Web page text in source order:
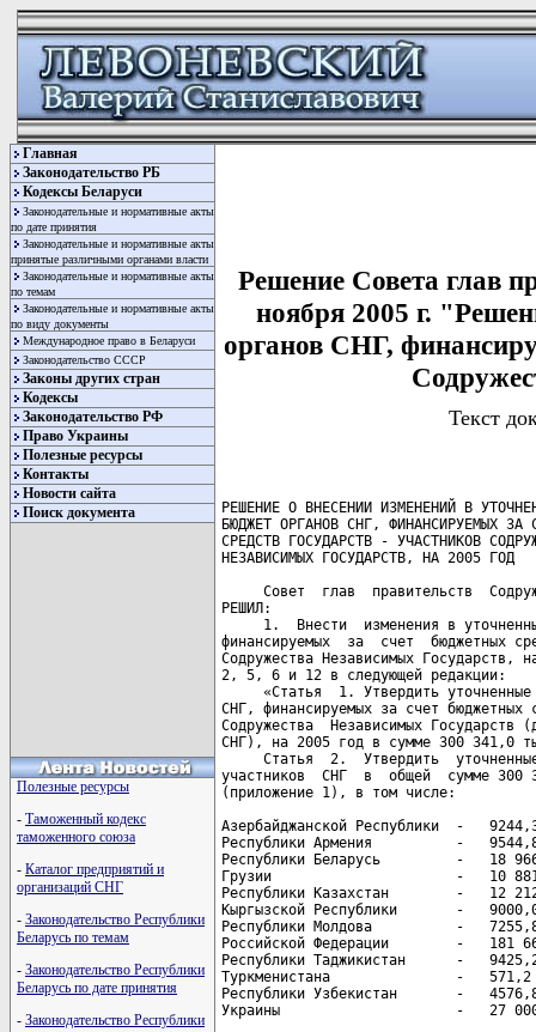
Главная
Законодательство РБ
Кодексы Беларуси
Законодательные и нормативные акты
по дате принятия
Законодательные и нормативные акты
принятые различными органами власти
Законодательные и нормативные акты
по темам
Законодательные и нормативные акты
по виду документы
Международное право в Беларуси
Законодательство СССР
Законы других стран
Кодексы
Законодательство РФ
Право Украины
Полезные ресурсы
Контакты
Новости сайта
Поиск документа
Полезные ресурсы
- Таможенный кодекс
таможенного союза
- Каталог предприятий и
организаций СНГ
- Законодательство Республики
Беларусь по темам
- Законодательство Республики
Беларусь по дате принятия
- Законодательство Республики
Решение Совета глав
ноября 2005 г.
органов СНГ,
Текст
РЕШЕНИЕ О ВНЕСЕНИИ ИЗМЕНЕНИЙ В УТОЧНЕННЫЙ ЕДИНЫЙ
БЮДЖЕТ ОРГАНОВ СНГ, ФИНАНСИРУЕМЫХ ЗА СЧЕТ БЮДЖЕТНЫХ
СРЕДСТВ ГОСУДАРСТВ - УЧАСТНИКОВ СОДРУЖЕСТВА
НЕЗАВИСИМЫХ ГОСУДАРСТВ, НА 2005 ГОД

     Совет  глав  правительств  Содружества  Независимых  Государств
РЕШИЛ:
     1.  Внести  изменения в уточненный единый бюджет  органов  СНГ,
финансируемых  за  счет  бюджетных средств государств  -  участников
Содружества Независимых Государств, на 2005 год, изложив  статьи  1,
2, 5, 6 и 12 в следующей редакции:
     «Статья  1. Утвердить уточненные доходы единого бюджета органов
СНГ, финансируемых за счет бюджетных средств государств - участников
Содружества  Независимых Государств (далее - единый  бюджет  органов
СНГ), на 2005 год в сумме 300 341,0 тыс. российских рублей.
     Статья  2.  Утвердить  уточненные долевые взносы  государств  -
участников  СНГ  в  общей  сумме 300 341,0  тыс.  российских  рублей
(приложение 1), в том числе:
     
Азербайджанской Республики  -   9244,3    тыс. российских рублей;
Республики Армения          -   9544,8    тыс. российских рублей;
Республики Беларусь         -   18 966,1  тыс. российских рублей;
Грузии                      -   10 881,5  тыс. российских рублей;
Республики Казахстан        -   12 212,0  тыс. российских рублей;
Кыргызской Республики       -   9000,0    тыс. российских рублей;
Республики Молдова          -   7255,8    тыс. российских рублей;
Российской Федерации        -   181 663,3 тыс. российских рублей;
Республики Таджикистан      -   9425,2    тыс. российских рублей;
Туркменистана               -   571,2     тыс. российских рублей;
Республики Узбекистан       -   4576,8    тыс. российских рублей;
Украины                     -   27 000,0  тыс. российских рублей.
     
     Статья  5. Утвердить уточненные расходы единого бюджета органов
СНГ  на  2005  год  на содержание органов Содружества  и  проведение
заседаний  СГГ, СГП, СМИД и ЭС СНГ в сумме 300 341,0 тыс. российских
рублей  и  их распределение по разделам и подразделам функциональной
классификации расходов единого бюджета органов СНГ (приложение 2).
     Статья   6.   Утвердить   уточненную  ведомственную   структуру
расходов единого бюджета органов СНГ на 2005 год (приложение 3).
     Статья 12. Исполнительному комитету СНГ:
     -  в  десятидневный срок после утверждения уточненного  единого
бюджета  органов  СНГ  на 2005 год уточнить  и  утвердить  бюджетную
роспись доходов и расходов единого бюджета органов СНГ на 2005 год в
структуре   показателей  бюджетной  классификации  с   поквартальным
распределением;
     -  в  десятидневный срок после утверждения уточненной бюджетной
росписи  доходов и расходов единого бюджета органов СНГ на 2005  год
довести до органов СНГ уточненные объемы ассигнований на 2005 год  в
разрезе   предметных  статей  экономической  классификации  расходов
единого бюджета органов СНГ.».
     2.  Утвердить  новые  редакции  приложений  1-3  к  уточненному
единому бюджету органов СНГ, финансируемых за счет бюджетных средств
государств - участников Содружества Независимых Государств, на  2005
год (прилагаются).
     3. Настоящее Решение вступает в силу с даты его подписания.

     Совершено  в  городе  Москве  25  ноября  2005  года  в   одном
подлинном экземпляре на русском языке. Подлинный экземпляр  хранится
в   Исполнительном  комитете  Содружества  Независимых   Государств,
который   направит   каждому  государству,  подписавшему   настоящее
Решение, его заверенную копию.
     
За Правительство                          За Правительство
Азербайджанской Республики                Республики Молдова
        Подпись                                    Подпись

За Правительство                          За Правительство
Республики Армения                        Российской Федерации
       Подпись                                     Подпись

За Правительство                          За Правительство
Республики Беларусь                       Республики Таджикистан
        Подпись                                    Подпись

За Правительство                          За Правительство
Грузии                                    Туркменистана
        ---------                                  ---------

За Правительство                          За Правительство
Республики Казахстан                      Республики Узбекистан
        Подпись                                    ---------

За Правительство                          За Правительство
Кыргызской Республики                     Украины
        Подпись                                    Подпись
     
                                       Приложение 1
                                       к уточненному единому бюджету
                                       органов СНГ, финансируемых за
                                       счет бюджетных средств 
                                       государств - участников 
                                       Содружества Независимых 
                                       Государств, на 2005 год,
                                       утвержденному Решением 
                                       Совета глав правительств СНГ
                                       от 25 ноября 2005 года
                                  
 Доходы единого бюджета органов СНГ, финансируемых за счет бюджетных
 средств государств - участников Содружества Независимых Государств,
                             на 2005 год
                                  
(тыс. рублей РФ)
------------T----------T--------------------------------------------------------------------------------------------------¬ 
¦Государства¦ Долевые  ¦                                           В том числе                                            ¦
¦- участники¦взносы го-+----------T---------T----------T------------T------------T---------T---------T----------T---------+
¦    СНГ    ¦сударств -¦Исполните-¦Координа-¦ Межгосу- ¦Бюро по ко- ¦Штаб по ко- ¦Межгосу- ¦Экономи- ¦Антитерро-¦Проведе- ¦
¦           ¦участников¦льный ко- ¦ ционная ¦дарствен- ¦ ординации  ¦ ординации  ¦дарствен-¦ ческий  ¦ристичес- ¦ние засе-¦
¦           ¦  СНГ -   ¦митет СНГ ¦ служба  ¦ный стати-¦борьбы с ор-¦военного со-¦ный коор-¦ Суд СНГ ¦кий центр ¦  даний  ¦
¦           ¦  ВСЕГО   ¦          ¦ Совета  ¦стический ¦ганизованной¦трудничества¦динацион-¦         ¦государств¦СГГ, СГП,¦
¦           ¦          ¦          ¦команду- ¦ комитет  ¦преступнос- ¦государств -¦ный центр¦         ¦- участни-¦СМИД, ЭС ¦
¦           ¦          ¦          ¦ющих По- ¦   СНГ    ¦тью и иными ¦ участников ¦по увеко-¦         ¦ ков СНГ  ¦   СНГ   ¦
¦           ¦          ¦          ¦граничны-¦          ¦опасными ви-¦СНГ и Секре-¦ вечению ¦         ¦          ¦         ¦
¦           ¦          ¦          ¦ми войс- ¦          ¦ дами пре-  ¦тариат Сове-¦ памяти  ¦         ¦          ¦         ¦
¦           ¦          ¦          ¦  ками   ¦          ¦ступлений на¦та министров¦защитни- ¦         ¦          ¦         ¦
¦           ¦          ¦          ¦         ¦          ¦ территории ¦обороны го- ¦ков Оте- ¦         ¦          ¦         ¦
¦           ¦          ¦          ¦         ¦          ¦государств -¦ сударств - ¦ чества  ¦         ¦          ¦         ¦
¦           ¦          ¦          ¦         ¦          ¦ участников ¦